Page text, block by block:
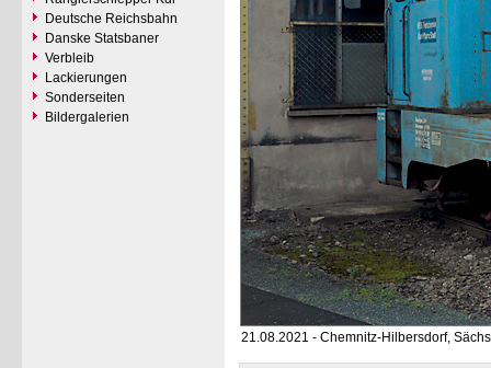
Deutsche Reichsbahn
Danske Statsbaner
Verbleib
Lackierungen
Sonderseiten
Bildergalerien
21.08.2021 - Chemnitz-Hilbersdorf,